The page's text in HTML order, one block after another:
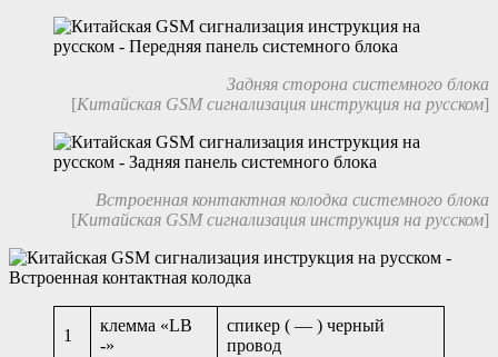
Задняя сторона системного блока
[Китайская GSM сигнализация инструкция на русском]
Встроенная контактная колодка системного блока
[Китайская GSM сигнализация инструкция на русском]
1
клемма «LB
-»
спикер ( — ) черный
провод